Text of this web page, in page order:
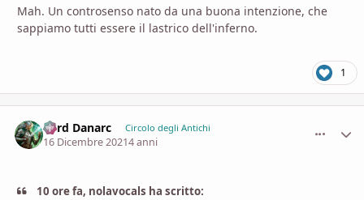
Mah. Un controsenso nato da una buona intenzione, che
sappiamo tutti essere il lastrico dell'inferno.
1
Lord Danarc Circolo degli Antichi
16 Dicembre 20214 anni
10 ore fa, nolavocals ha scritto: